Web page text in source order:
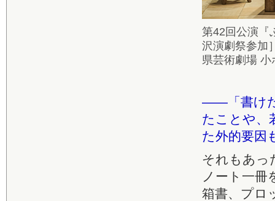
第42回公演
沢演劇祭参加
県芸術劇場
――「書け
たことや、
た外的要因
それもあっ
ノート一冊
箱書、プロ